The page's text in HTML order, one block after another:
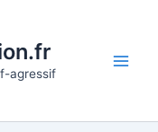
agressif